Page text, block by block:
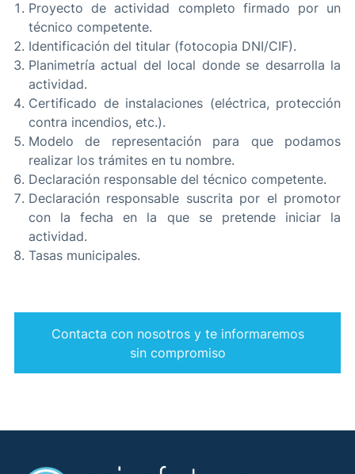
Proyecto de actividad completo firmado por un
técnico competente.
Identificación del titular (fotocopia DNI/CIF).
Planimetría actual del local donde se desarrolla la
actividad.
Certificado de instalaciones (eléctrica, protección
contra incendios, etc.).
Modelo de representación para que podamos
realizar los trámites en tu nombre.
Declaración responsable del técnico competente.
Declaración responsable suscrita por el promotor
con la fecha en la que se pretende iniciar la
actividad.
Tasas municipales.
Contacta con nosotros y te informaremos
sin compromiso